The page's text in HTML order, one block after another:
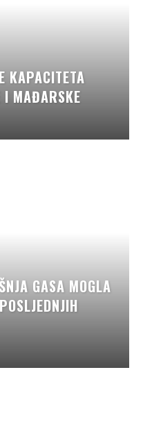
KAPACITETA
I MAĐARSKE
GASA MOGLA